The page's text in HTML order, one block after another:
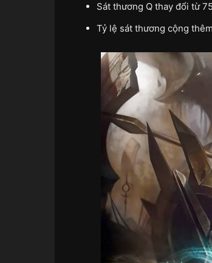
Sát thương Q thay đổi từ
Tỷ lệ sát thương cộng thêm